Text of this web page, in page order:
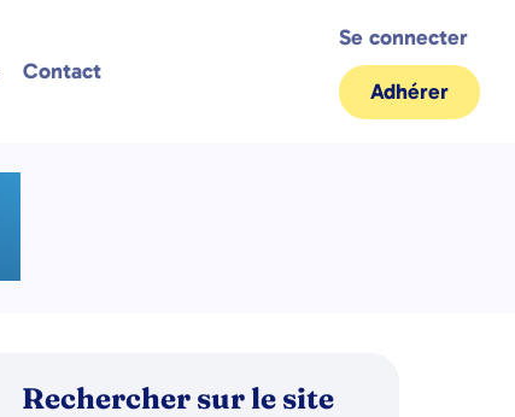
Contact
Se connecter
Adhérer
Rechercher sur le site